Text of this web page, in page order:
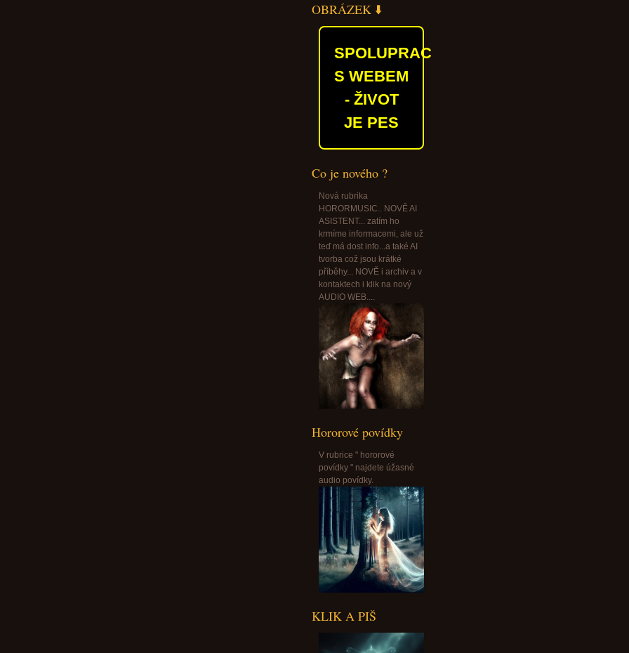
OBRÁZEK ⬇️
SPOLUPRACUJEME
S WEBEM
- ŽIVOT
JE PES
Co je nového ?
Nová rubrika
HORORMUSIC.. NOVĚ AI
ASISTENT... zatím ho
krmíme informacemi, ale už
teď má dost info...a také AI
tvorba což jsou krátké
příběhy... NOVĚ i archiv a v
kontaktech i klik na nový
AUDIO WEB....
Hororové povídky
V rubrice " hororové
povídky " najdete úžasné
audio povídky.
KLIK A PIŠ